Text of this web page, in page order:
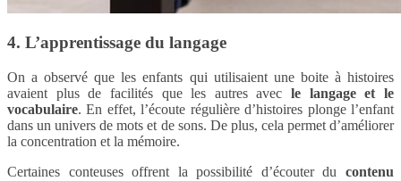
4. L’apprentissage du langage
On a observé que les enfants qui utilisaient une boite à histoires
avaient plus de facilités que les autres avecle langage et le
vocabulaire. En effet, l’écoute régulière d’histoires plonge l’enfant
dans un univers de mots et de sons. De plus, cela permet d’améliorer
la concentration et la mémoire.
Certaines conteuses offrent la possibilité d’écouter du contenu